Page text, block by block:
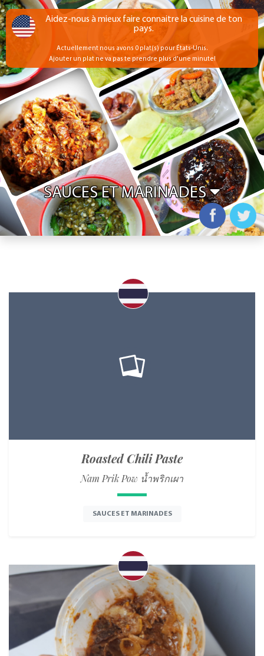
SAUCES ET MARINADES
Roasted Chili Paste
Nam Prik Pow น้ำพริกเผา
SAUCES ET MARINADES
Aidez-nous à mieux faire connaitre la cuisine de ton
pays.
Actuellement nous avons 0 plat(s) pour États-Unis.
Ajouter un plat ne va pas te prendre plus d'une minute!